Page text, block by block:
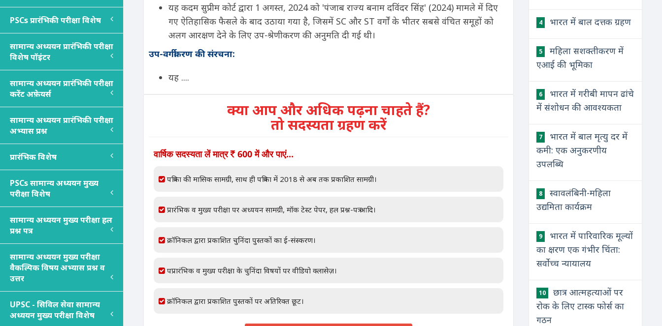
PSCsप्रारंभिकी परीक्षा विशेष
सामान्य अध्ययन प्रारंभिकी परीक्षा
विशेष पॉइंटर
सामान्य अध्ययन प्रारंभिकी परीक्षा
करेंट अफ़ेयर्स
सामान्य अध्ययन प्रारंभिकी परीक्षा
अभ्यास प्रश्न
प्रारंभिक विशेष
PSCsसामान्य अध्ययन मुख्य
परीक्षा विशेष
सामान्य अध्ययन मुख्य परीक्षा हल
प्रश्न पत्र
सामान्य अध्ययन मुख्य परीक्षा
वैकल्पिक विषय अभ्यास प्रश्न व
उत्तर
UPSC - सिविल सेवा सामान्य
अध्ययन मुख्य परीक्षा विशेष
यह कदम सुप्रीम कोर्ट द्वारा 1 अगस्त, 2024 को 'पंजाब राज्य बनाम दविंदर सिंह' (2024) मामले में दिए
गए ऐतिहासिक फैसले के बाद उठाया गया है, जिसमें SC और ST वर्गों के भीतर सबसे वंचित समूहों को
अलग आरक्षण देने के लिए उप-श्रेणीकरण की अनुमति दी गई थी।
उप-वर्गीकरण की संरचना:
यह ....
क्या आप और अधिक पढ़ना चाहते हैं?
तो सदस्यता ग्रहण करें
वार्षिक सदस्यता लें मात्र 600 में और पाएं...
पत्रिका की मासिक सामग्री, साथ ही पत्रिका में 2018 से अब तक प्रकाशित सामग्री।
प्रारंभिक व मुख्य परीक्षा पर अध्ययन सामग्री, मॉक टेस्ट पेपर, हल प्रश्न-पत्र आदि।
क्रॉनिकल द्वारा प्रकाशित चुनिंदा पुस्तकों का ई-संस्करण।
पप्रारंभिक व मुख्य परीक्षा के चुनिंदा विषयों पर वीडियो क्लासेज़।
क्रॉनिकल द्वारा प्रकाशित पुस्तकों पर अतिरिक्त छूट।
4 भारत में बाल दत्तक ग्रहण
5
महिला सशक्तीकरण में
एआई की भूमिका
6
भारत में गरीबी मापन ढांचे
में संशोधन की आवश्यकता
7
भारत में बाल मृत्यु दर में
कमी: एक अनुकरणीय
उपलब्धि
8
स्वावलंबिनी-महिला
उद्यमिता कार्यक्रम
9
भारत में पारिवारिक मूल्यों
का क्षरण एक गंभीर चिंता:
सर्वोच्च न्यायालय
10
छात्र आत्महत्याओं पर
रोक के लिए टास्क फोर्स का
गठन